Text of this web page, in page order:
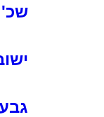
שכ'